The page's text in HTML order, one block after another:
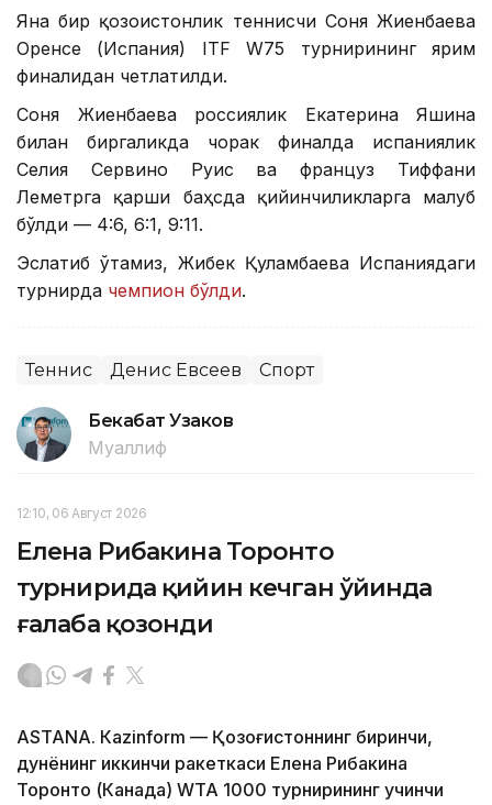
Яна бир қозоғистонлик теннисчи Соня Жиенбаева
Оренсе (Испания) ITF W75 турнирининг ярим
финалидан четлатилди.
Соня Жиенбаева россиялик Екатерина Яшина
билан биргаликда чорак финалда испаниялик
Селия Сервино Руис ва француз Тиффани
Леметрга қарши баҳсда қийинчиликларга мағлуб
бўлди — 4:6, 6:1, 9:11.
Эслатиб ўтамиз, Жибек Қуламбаева Испаниядаги
турнирда чемпион бўлди.
Теннис Денис Евсеев Спорт
Бекабат Узаков
Муаллиф
12:10, 06 Август 2026
Елена Рибакина Торонто
турнирида қийин кечган ўйинда
ғалаба қозонди
ASTANА. Кazinform — Қозоғистоннинг биринчи,
дунёнинг иккинчи ракеткаси Елена Рибакина
Торонто (Канада) WТА 1000 турнирининг учинчи